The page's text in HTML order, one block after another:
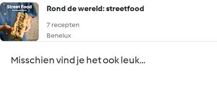
Rond de wereld: streetfood
7 recepten
Benelux
Misschien vind je het ook leuk...